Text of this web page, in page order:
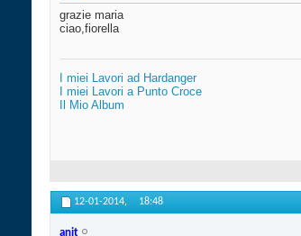
grazie maria
ciao,fiorella
I miei Lavori ad Hardanger
I miei Lavori a Punto Croce
Il Mio Album
12-01-2014, 18:48
anit